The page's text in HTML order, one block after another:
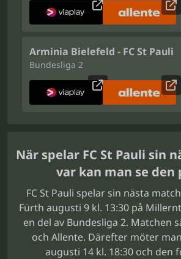
Arminia Bielefeld - FC St Pauli
Bundesliga 2
När spelar FC St Pauli sin
var kan man se den
FC St Pauli spelar sin nästa
Fürth augusti 9 kl. 13:30 på
en del av Bundesliga 2. Matchen
och Allente. Därefter möter
augusti 14 kl. 18:30 och den